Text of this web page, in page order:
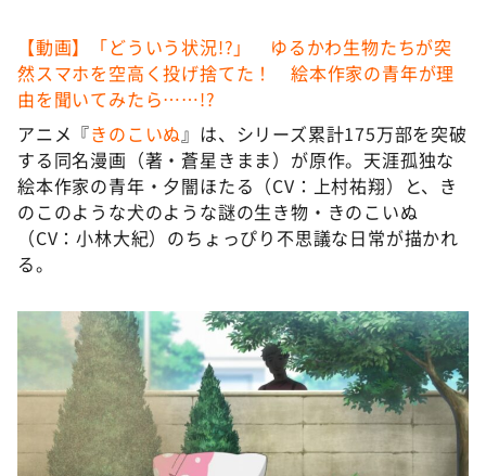
【動画】「どういう状況!?」 ゆるかわ生物たちが突
然スマホを空高く投げ捨てた！ 絵本作家の青年が理
由を聞いてみたら……!?
アニメ『きのこいぬ』は、シリーズ累計175万部を突破
する同名漫画（著・蒼星きまま）が原作。天涯孤独な
絵本作家の青年・夕闇ほたる（CV：上村祐翔）と、き
のこのような犬のような謎の生き物・きのこいぬ
（CV：小林大紀）のちょっぴり不思議な日常が描かれ
る。